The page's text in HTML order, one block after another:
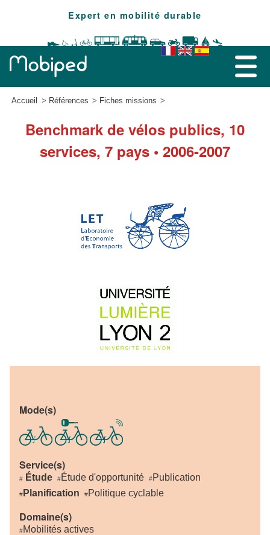
Expert en mobilité durable
Accueil Références Fiches missions
Benchmark de vélos publics, 10
services, 7 pays • 2006-2007
Mode(s)
Service(s)
# Étude #Étude d'opportunité #Publication
# Planification #Politique cyclable
Domaine(s)
#Mobilités actives